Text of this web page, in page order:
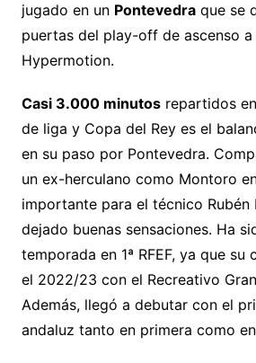
jugado en un Pontevedraque se
puertas del play-off de ascenso a
Hypermotion.
Casi 3.000 minutosrepartidos
de liga y Copa del Rey es el
en su paso por Pontevedra.
un ex-herculano como Montoro
importante para el técnico Rubén
dejado buenas sensaciones. Ha
temporada en 1ª RFEF, ya que
el 2022/23 con el Recreativo
Además, llegó a debutar con el
andaluz tanto en primera como